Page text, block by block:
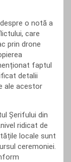
o notă a
care
prin drone
faptul
detalii
ale acestor
Șerifului din
ridicat de
locale sunt
ceremoniei.